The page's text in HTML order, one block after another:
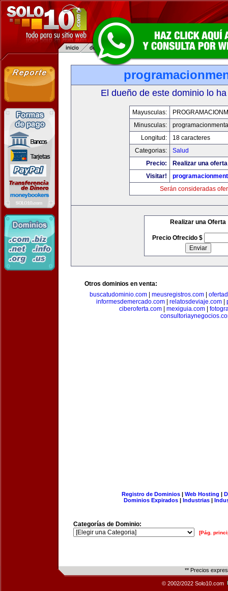
El dueño de este dominio lo
Mayusculas:
Minusculas:
Longitud:
18 caracteres
Categorias:
Salud
Precio:
Realizar una
Visitar!
Serán consideradas
Realizar una Oferta
Precio Ofrecido $
Otros dominios en venta:
buscatudominio.com| meusregistros.com|
informesdemercado.com| relatosdeviaje.com|
ciberoferta.com
mexiguia.com
Registro de Dominios| Web Hosting |
Dominios Expirados | Industrias |
Categorías de Dominio:
[Pág.
** Precios
© 2002/2022 Solo10.com